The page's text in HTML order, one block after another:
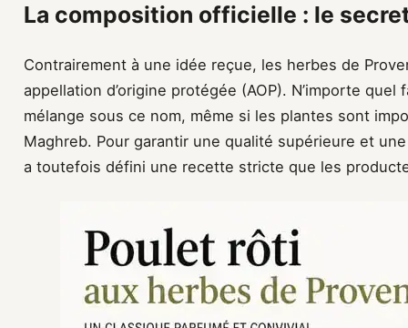
La composition officielle : le
Contrairement à une idée reçue, les herbes de
appellation d’origine protégée (AOP). N’importe
mélange sous ce nom, même si les plantes sont
Maghreb. Pour garantir une qualité supérieure et
a toutefois défini une recette stricte que les